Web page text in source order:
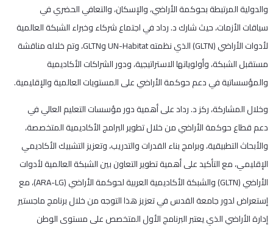
والدولية المرتبطة بحوكمة الأراضي، والإسكان، والتعافي الحضري في
سياقات الأزمات، حيث شارك د. رداد في اجتماع شركاء وخبراء الشبكة العالمية
لأدوات الأراضي (GLTN) الذي نظمته UN-Habitat وGLTN، وتم خلاله مناقشة
مستقبل الشبكة، وأولوياتها الاستراتيجية، ودور الشراكات الأكاديمية
والمؤسساتية في دعم حوكمة الأراضي على المستويات العالمية والإقليمية.
وخلال المشاركة، ركز د. رداد على أهمية دور مؤسسات التعليم العالي في
دعم قطاع حوكمة الأراضي من خلال تطوير البرامج الأكاديمية المتخصصة،
والأبحاث التطبيقية، وبرامج بناء القدرات والتدريب، وتعزيز التشبيك الأكاديمي
الإقليمي، مع التأكيد على أهمية تطوير التعاون بين الشبكة العالمية لأدوات
الأراضي (GLTN) والشبكة الأكاديمية العربية لحوكمة الأراضي (ARA-LG)، مع
إستعراض لدور جامعة القدس في تعزيز هذا التوجه من خلال برنامج ماجستير
إدارة الأراضي الذي يعتبر البرنامج الأول المتخصص على مستوى الوطن